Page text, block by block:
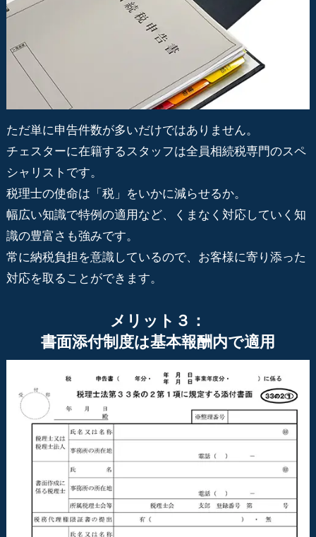
ただ単に申告件数が多いだけではありません。
チェスターに在籍するスタッフは全員相続税専門のスペ
シャリストです。
税理士の使命は「税」をいかに減らせるか。
幅広い知識で特例の適用など、くまなく対応していく知
識の豊富さも強みです。
常に納税負担を意識しているので、お客様に寄り添った
対応を取ることができます。
メリット３：
書面添付制度は基本報酬内で適用